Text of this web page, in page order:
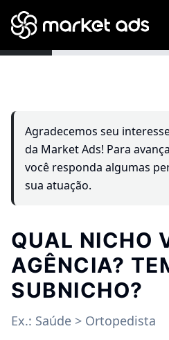
Agradecemos seu
da Market Ads! Para
você responda algumas
sua atuação.
QUAL NICHO
AGÊNCIA?
SUBNICHO?
Ex.: Saúde > Ortopedista